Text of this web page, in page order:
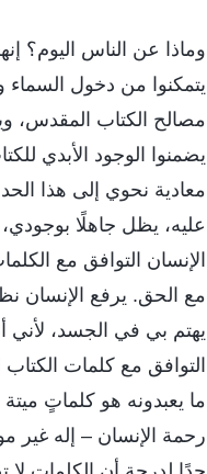
وماذا عن الناس اليوم؟
يتمكنوا من دخول السماء
مصالح الكتاب المقدس،
يضمنوا الوجود الأبدي
معادية نحوي إلى هذا
عليه، يظل جاهلًا
الإنسان التوافق مع
مع الحق. يرفع الإنسان
يهتم بي في الجسد، لأني
التوافق مع كلمات
ما يعبدونه هو كلماتٍ
رحمة الإنسان – إله غير